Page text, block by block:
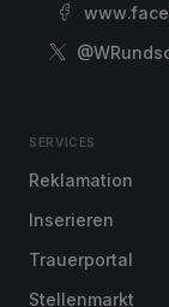
SERVICES
Reklamation
Inserieren
Trauerportal
Stellenmarkt